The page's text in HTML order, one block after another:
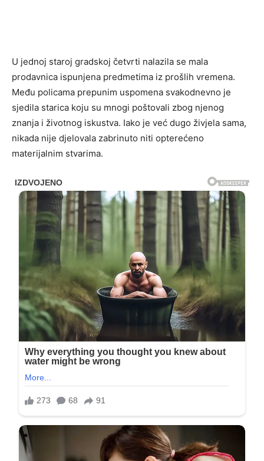
U jednoj staroj gradskoj četvrti nalazila se mala
prodavnica ispunjena predmetima iz prošlih vremena.
Među policama prepunim uspomena svakodnevno je
sjedila starica koju su mnogi poštovali zbog njenog
znanja i životnog iskustva. Iako je već dugo živjela sama,
nikada nije djelovala zabrinuto niti opterećeno
materijalnim stvarima.